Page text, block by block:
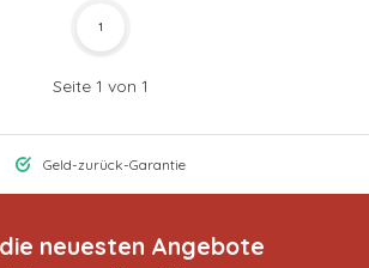
Seite 1 von 1
1
Geld-zurück-Garantie
neuesten Angebote